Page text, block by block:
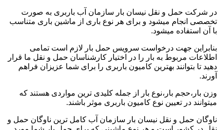
در شرکت حمل و نقل نیسان بار سازمان آب باربری به صورت
تخصصی انجام میشود و برای هر نوع باری از ماشین باری متناسب
با آن استفاده میشود.
بنابراین جهت درخواست سرویس حمل بار لازم است تمامی
اطلاعات مربوط به بار را در اختیار کارشناسان حمل و نقل ما قرار
دهید تا بتوانند بهترین کامیون باربری را برای شما عزیزان فراهم
آورند.
وزن بار،حجم بار،نوع بار از جمله کلیدی ترین مواردی هستند که
میتوانند در تعیین نوع کامیون باربری موثر باشند.
ناوگان حمل و نقل نیسان بار سازمان آب کامل ترین ناوگان حمل و